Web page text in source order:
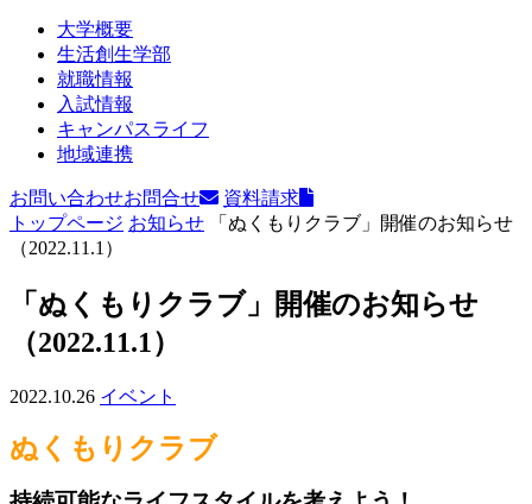
大学概要
生活創生学部
就職情報
入試情報
キャンパスライフ
地域連携
お問い合わせお問合せ
資料請求
トップページ お知らせ
「ぬくもりクラブ」開催のお知らせ
（2022.11.1）
「ぬくもりクラブ」開催のお知らせ
（2022.11.1）
2022.10.26 イベント
ぬくもりクラブ